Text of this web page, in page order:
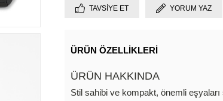
TAVSIYE ET YORUM YAZ
ÜRÜN ÖZELLIKLERI
ÜRÜN HAKKINDA
Stil sahibi ve kompakt, önemli